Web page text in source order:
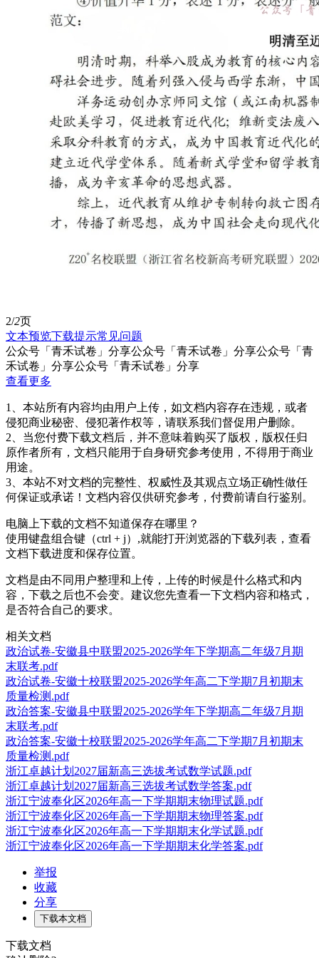
2/2页
文本预览下载提示常见问题
公众号「青禾试卷」分享公众号「青禾试卷」分享公众号「青
禾试卷」分享公众号「青禾试卷」分享
查看更多
1、本站所有内容均由用户上传，如文档内容存在违规，或者
侵犯商业秘密、侵犯著作权等，请联系我们督促用户删除。
2、当您付费下载文档后，并不意味着购买了版权，版权任归
原作者所有，文档只能用于自身研究参考使用，不得用于商业
用途。
3、本站不对文档的完整性、权威性及其观点立场正确性做任
何保证或承诺！文档内容仅供研究参考，付费前请自行鉴别。
电脑上下载的文档不知道保存在哪里？
使用键盘组合键（ctrl + j）,就能打开浏览器的下载列表，查看
文档下载进度和保存位置。
文档是由不同用户整理和上传，上传的时候是什么格式和内
容，下载之后也不会变。建议您先查看一下文档内容和格式，
是否符合自己的要求。
相关文档
政治试卷-安徽县中联盟2025-2026学年下学期高二年级7月期
末联考.pdf
政治试卷-安徽十校联盟2025-2026学年高二下学期7月初期末
质量检测.pdf
政治答案-安徽县中联盟2025-2026学年下学期高二年级7月期
末联考.pdf
政治答案-安徽十校联盟2025-2026学年高二下学期7月初期末
质量检测.pdf
浙江卓越计划2027届新高三选拔考试数学试题.pdf
浙江卓越计划2027届新高三选拔考试数学答案.pdf
浙江宁波奉化区2026年高一下学期期末物理试题.pdf
浙江宁波奉化区2026年高一下学期期末物理答案.pdf
浙江宁波奉化区2026年高一下学期期末化学试题.pdf
浙江宁波奉化区2026年高一下学期期末化学答案.pdf
举报
收藏
分享
下载本文档
下载文档